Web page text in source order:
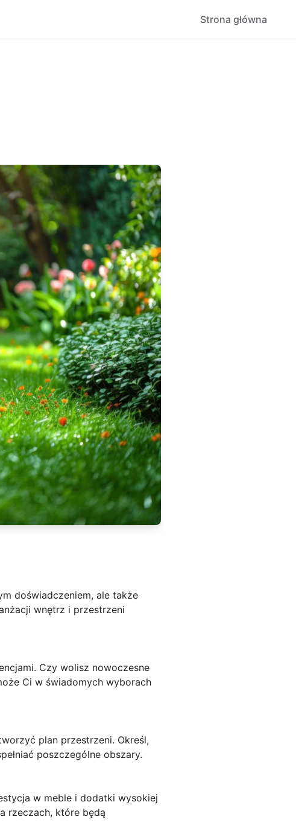
Strona główna
doświadczeniem, ale także
wnętrz i przestrzeni
Czy wolisz nowoczesne
Ci w świadomych wyborach
plan przestrzeni. Określ,
poszczególne obszary.
w meble i dodatki wysokiej
rzeczach, które będą